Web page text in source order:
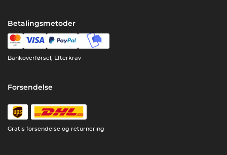
Betalingsmetoder
Bankoverførsel, Efterkrav
Forsendelse
Gratis forsendelse og returnering